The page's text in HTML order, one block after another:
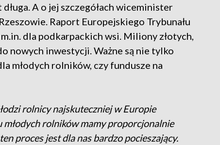
A o jej szczegółach wiceminister
Raport Europejskiego Trybunału
dla podkarpackich wsi. Miliony złotych,
nowych inwestycji. Ważne są nie tylko
młodych rolników, czy fundusze na
rolnicy najskuteczniej w Europie
rolników mamy proporcjonalnie
proces jest dla nas bardzo pocieszający.